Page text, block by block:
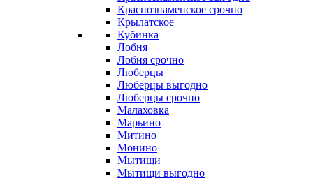
Краснознаменское срочно
Крылатское
Кубинка
Лобня
Лобня срочно
Люберцы
Люберцы выгодно
Люберцы срочно
Малаховка
Марьино
Митино
Монино
Мытищи
Мытищи выгодно